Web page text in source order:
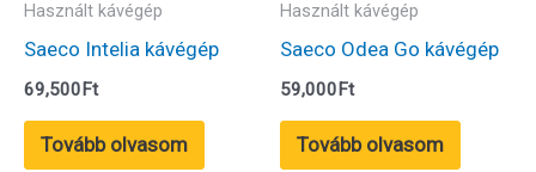
Használt kávégép
Saeco Intelia kávégép
69,500Ft
Tovább olvasom
Használt kávégép
Saeco Odea Go kávégép
59,000Ft
Tovább olvasom